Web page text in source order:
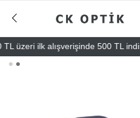
ilk alışverişinde 500 TL indirim